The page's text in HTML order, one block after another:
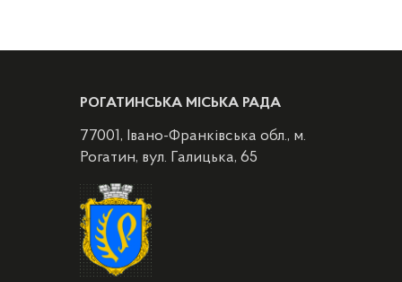
РОГАТИНСЬКА МІСЬКА РАДА
77001, Івано-Франківська обл., м.
Рогатин, вул. Галицька, 65